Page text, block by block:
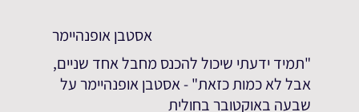
אסטבן אופנהיימר
"תמיד ידעתי שיכול להכנס מחבל אחד שניים,
אבל לא כמות כזאת" - אסטבן אופנהיימר על
שבעה באוקטובר בחולית